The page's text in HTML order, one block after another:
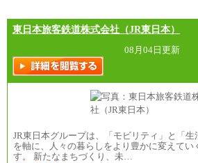
東日本旅客鉄道株式会社（JR東日本）
08月04日更新
JR東日本グループは、「モビリティ」と「
を軸に、人々の暮らしをより豊かに変えてい
す。 新たなまちづくり、未…